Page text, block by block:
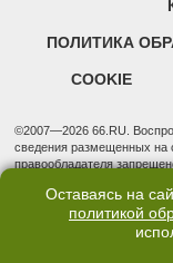
ПОЛИТИКА
COOKIE
©2007—2026 66.RU.
сведения размещенных на
правообладателя
надзору в сфере связи,
(Роскомнадзор).
Учредитель: Общество с
Оставаясь на
политикой